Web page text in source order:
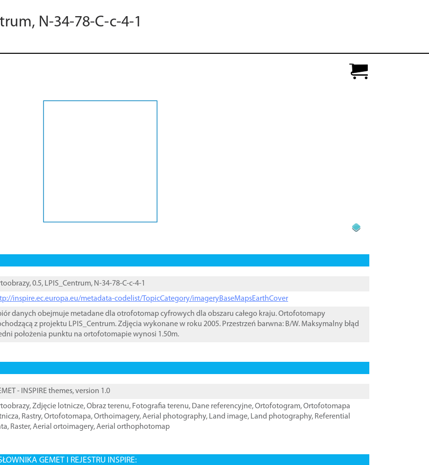
N-34-78-C-c-4-1
0.5, LPIS_Centrum, N-34-78-C-c-4-1
inspire.ec.europa.eu/metadata-codelist/TopicCategory/imageryBaseMapsEarthCover
danych obejmuje metadane dla otrofotomap cyfrowych dla obszaru całego kraju. Ortofotomapy
z projektu LPIS_Centrum. Zdjęcia wykonane w roku 2005. Przestrzeń barwna: B/W. Maksymalny błąd
położenia punktu na ortofotomapie wynosi 1.50m.
- INSPIRE themes, version 1.0
,Zdjęcie lotnicze,Obraz terenu, Fotografia terenu, Dane referencyjne,Ortofotogram,Ortofotomapa
, Rastry,Ortofotomapa,Orthoimagery,Aerial photography, Land image, Land photography, Referential
, Raster,Aerial ortoimagery,Aerial orthophotomap
GEMET I REJESTRU INSPIRE: